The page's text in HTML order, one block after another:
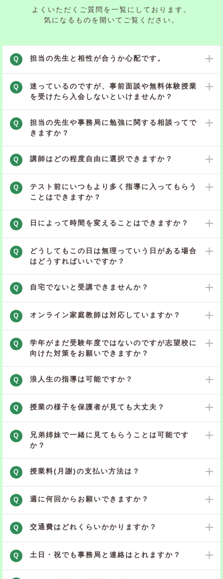
よくいただくご質問を一覧にしております。
気になるものを開いてご覧ください。
Q 担当の先生と相性が合うか心配です。
Q
迷っているのですが、事前面談や無料体験授業
を受けたら入会しないといけませんか？
Q
担当の先生や事務局に勉強に関する相談ってで
きますか？
Q 講師はどの程度自由に選択できますか？
Q
テスト前にいつもより多く指導に入ってもらう
ことはできますか？
Q 日によって時間を変えることはできますか？
Q
どうしてもこの日は無理っていう日がある場合
はどうすればいいですか？
Q 自宅でないと受講できませんか？
Q オンライン家庭教師は対応していますか？
Q
学年がまだ受験年度ではないのですが志望校に
向けた対策をお願いできますか？
Q 浪人生の指導は可能ですか？
Q 授業の様子を保護者が見ても大丈夫？
Q
兄弟姉妹で一緒に見てもらうことは可能です
か？
Q 授業料(月謝)の支払い方法は？
Q 週に何回からお願いできますか？
Q 交通費はどれくらいかかりますか？
Q 土日・祝でも事務局と連絡はとれますか？